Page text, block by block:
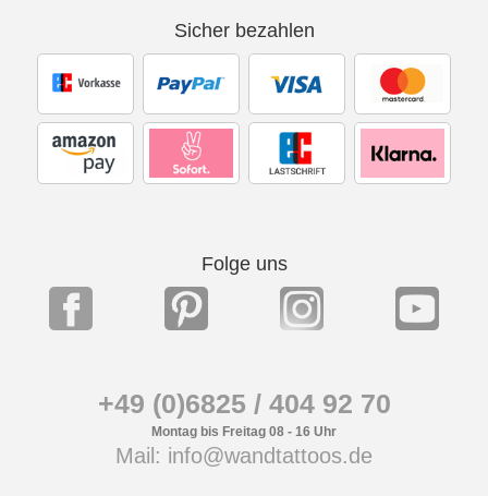
Sicher bezahlen
Folge uns
+49 (0)6825 / 404 92 70
Montag bis Freitag 08 - 16 Uhr
Mail: info@wandtattoos.de